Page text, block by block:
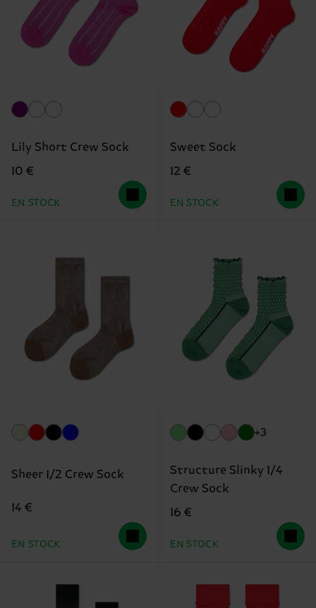
Lily Short Crew Sock
10 €
EN STOCK
Sweet Sock
12 €
EN STOCK
Sheer 1/2 Crew Sock
14 €
EN STOCK
+3
Structure Slinky 1/4
Crew Sock
16 €
EN STOCK